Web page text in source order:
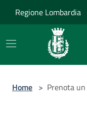
Regione Lombardia
Home > Prenota